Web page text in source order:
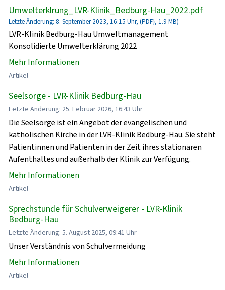
Umwelterklrung_LVR-Klinik_Bedburg-Hau_2022.pdf
Letzte Änderung: 8. September 2023, 16:15 Uhr, (PDF}, 1.9 MB)
LVR-Klinik Bedburg-Hau Umweltmanagement
Konsolidierte Umwelterklärung 2022
Mehr Informationen
Artikel
Seelsorge - LVR-Klinik Bedburg-Hau
Letzte Änderung: 25. Februar 2026, 16:43 Uhr
Die Seelsorge ist ein Angebot der evangelischen und
katholischen Kirche in der LVR-Klinik Bedburg-Hau. Sie steht
Patientinnen und Patienten in der Zeit ihres stationären
Aufenthaltes und außerhalb der Klinik zur Verfügung.
Mehr Informationen
Artikel
Sprechstunde für Schulverweigerer - LVR-Klinik
Bedburg-Hau
Letzte Änderung: 5. August 2025, 09:41 Uhr
Unser Verständnis von Schulvermeidung
Mehr Informationen
Artikel